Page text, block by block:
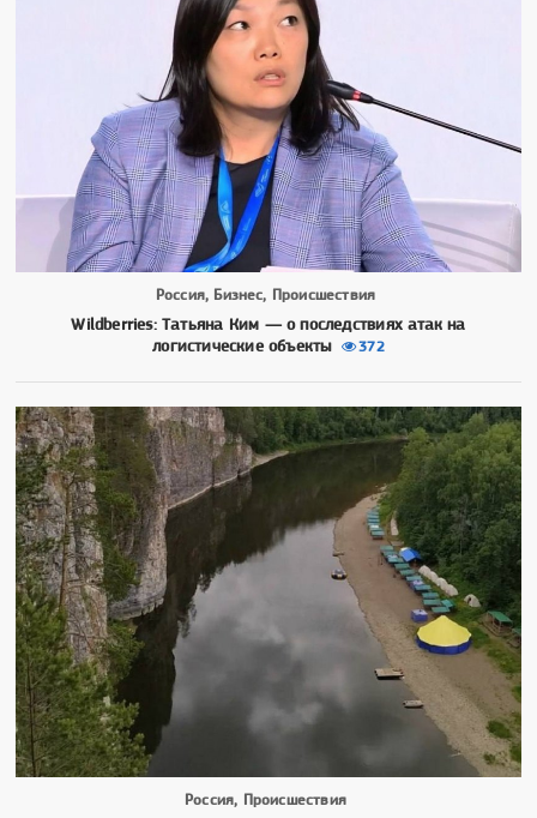
Россия, Бизнес, Происшествия
Wildberries: Татьяна Ким — о последствиях атак на
логистические объекты
372
Россия, Происшествия